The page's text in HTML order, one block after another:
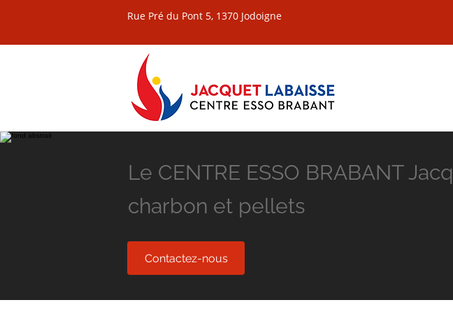
Rue Pré du Pont 5, 1370 Jodoigne
Le CENTRE ESSO BRABANT
charbon et pellets
Contactez-nous